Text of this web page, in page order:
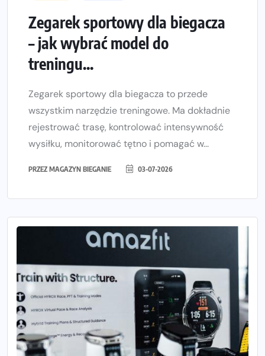
Zegarek sportowy dla biegacza
– jak wybrać model do
treningu...
Zegarek sportowy dla biegacza to przede
wszystkim narzędzie treningowe. Ma dokładnie
rejestrować trasę, kontrolować intensywność
wysiłku, monitorować tętno i pomagać w...
PRZEZ MAGAZYN BIEGANIE 03-07-2026